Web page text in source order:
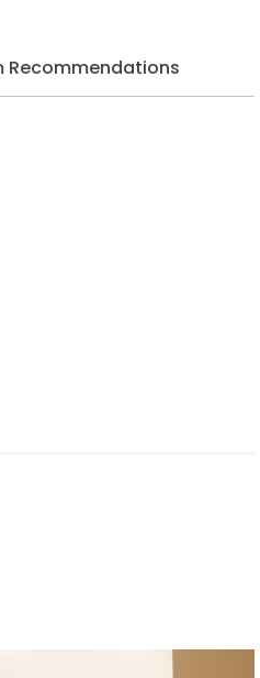
Recommendations